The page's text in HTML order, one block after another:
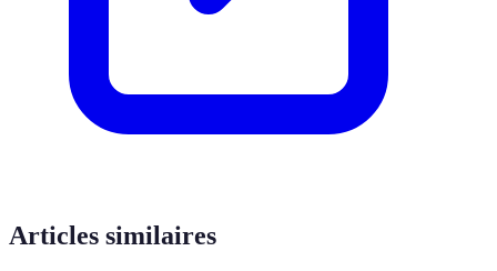
Articles similaires